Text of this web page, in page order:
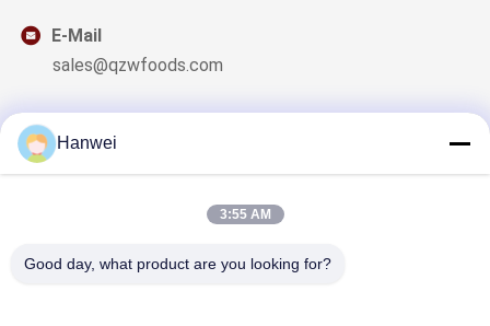
E-Mail
sales@qzwfoods.com
Zapisz się do naszego biuletynu z rabatami i innymi
Hanwei
3:55 AM
Good day, what product are you looking for?